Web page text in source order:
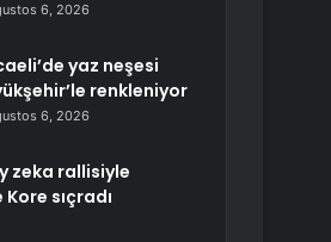
6, 2026
yaz neşesi
renkleniyor
6, 2026
zeka rallisiyle
sıçradı